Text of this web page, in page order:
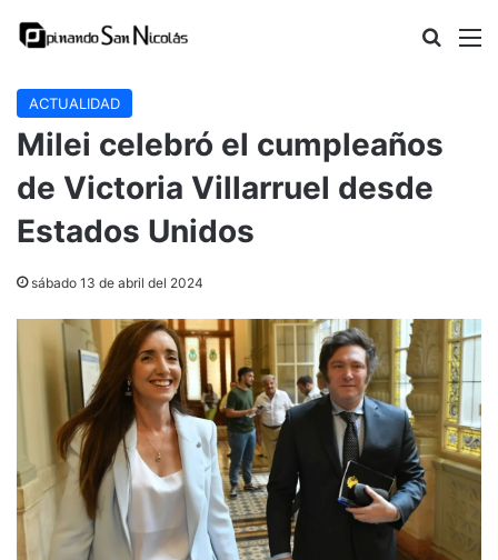
Buscar
ACTUALIDAD
Milei celebró el cumpleaños
de Victoria Villarruel desde
Estados Unidos
sábado 13 de abril del 2024